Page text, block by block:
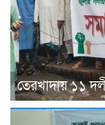
তেরখাদায় ১১